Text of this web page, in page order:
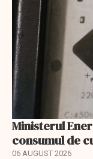
Ministerul
consumul de
06 AUGUST 2026